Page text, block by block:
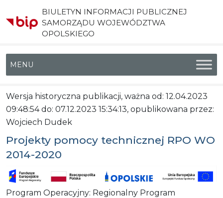
BIULETYN INFORMACJI PUBLICZNEJ
SAMORZĄDU WOJEWÓDZTWA
OPOLSKIEGO
Menu główne
Wersja historyczna publikacji, ważna od: 12.04.2023
09:48:54 do: 07.12.2023 15:34:13, opublikowana przez:
Wojciech Dudek
Projekty pomocy technicznej RPO WO
2014-2020
Program Operacyjny: Regionalny Program